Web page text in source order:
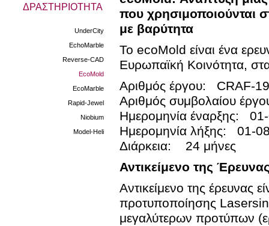
ΔΡΑΣΤΗΡΙΟΤΗΤΑ
UnderCity
EchoMarble
Reverse-CAD
EcoMold
EcoMarble
Rapid-Jewel
Niobium
Model-Heli
που χρησιμοποιούνται
με βαρύτητα
Το ecoMold είναι ένα
Ευρωπαϊκή Κοινότητα,
Αριθμός έργου: CRAF-
Αριθμός συμβολαίου
Ημερομηνία έναρξης:
Ημερομηνία λήξης: 01-
Διάρκεια: 24 μήνες
Αντικείμενο της
Αντικείμενο της έρευνας
προτυποποίησης
μεγαλύτερων προτύπων